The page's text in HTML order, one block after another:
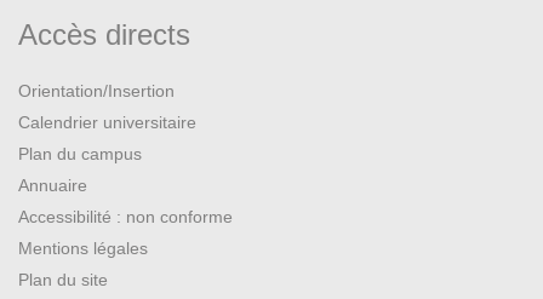
Accès directs
Orientation/Insertion
Calendrier universitaire
Plan du campus
Annuaire
Accessibilité : non conforme
Mentions légales
Plan du site